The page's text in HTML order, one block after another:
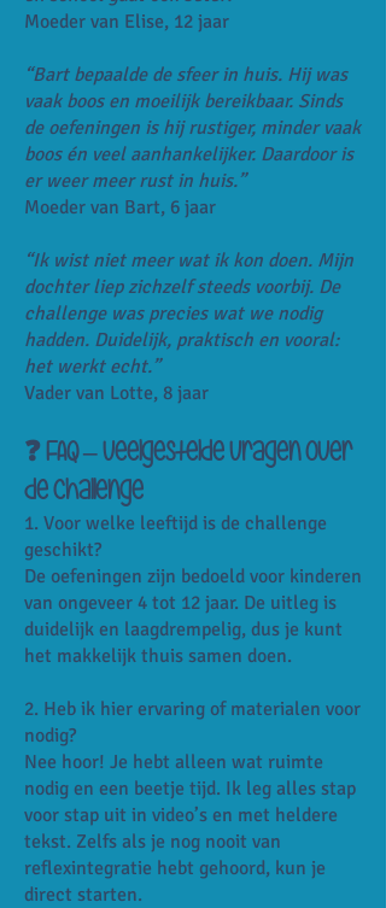
Moeder van Elise, 12 jaar
“Bart bepaalde de sfeer in huis. Hij was
vaak boos en moeilijk bereikbaar. Sinds
de oefeningen is hij rustiger, minder vaak
boos én veel aanhankelijker. Daardoor is
er weer meer rust in huis.”
Moeder van Bart, 6 jaar
“Ik wist niet meer wat ik kon doen. Mijn
dochter liep zichzelf steeds voorbij. De
challenge was precies wat we nodig
hadden. Duidelijk, praktisch en vooral:
het werkt echt.”
Vader van Lotte, 8 jaar
❓ FAQ – Veelgestelde vragen over
de challenge
1. Voor welke leeftijd is de challenge
geschikt?
De oefeningen zijn bedoeld voor kinderen
van ongeveer 4 tot 12 jaar. De uitleg is
duidelijk en laagdrempelig, dus je kunt
het makkelijk thuis samen doen.
2. Heb ik hier ervaring of materialen voor
nodig?
Nee hoor! Je hebt alleen wat ruimte
nodig en een beetje tijd. Ik leg alles stap
voor stap uit in video’s en met heldere
tekst. Zelfs als je nog nooit van
reflexintegratie hebt gehoord, kun je
direct starten.